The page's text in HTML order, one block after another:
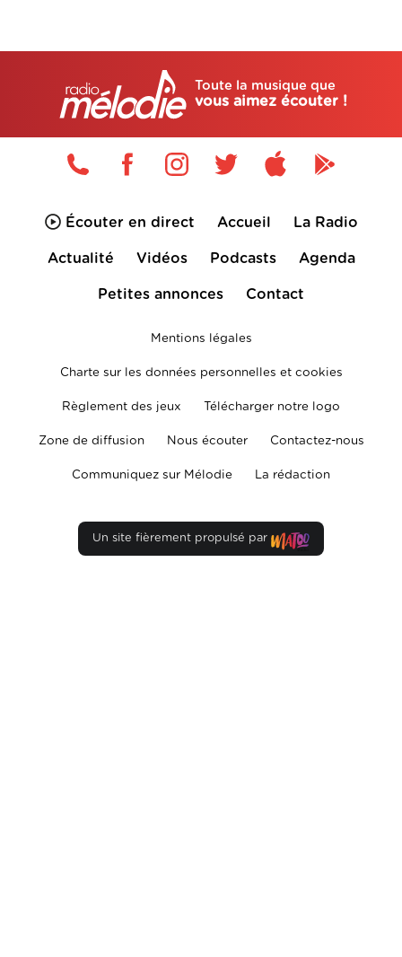
Toute la musique que
vous aimez écouter !
Écouter en direct Accueil La Radio
Actualité Vidéos Podcasts Agenda
Petites annonces Contact
Mentions légales
Charte sur les données personnelles et cookies
Règlement des jeux Télécharger notre logo
Zone de diffusion Nous écouter Contactez-nous
Communiquez sur Mélodie La rédaction
Un site fièrement propulsé par